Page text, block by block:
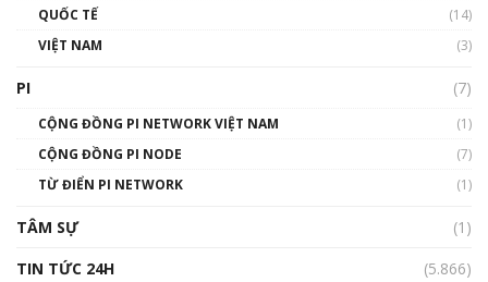
Talkshow 14: MemeCoin – Trò đùa tỷ đô
01:29:26
QUỐC TẾ
(14)
VIỆT NAM
(3)
PI (7)
CỘNG ĐỒNG PI NETWORK VIỆT NAM
(1)
CỘNG ĐỒNG PI NODE
(7)
TỪ ĐIỂN PI NETWORK
(1)
TÂM SỰ
(1)
TIN TỨC 24H
(5.866)